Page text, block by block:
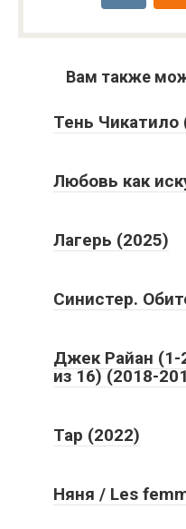
Вам также
Тень Чикатило
Любовь как
Лагерь (2025)
Синистер.
Джек Райан (1-
из 16) (2018-
Тар (2022)
Няня / Les